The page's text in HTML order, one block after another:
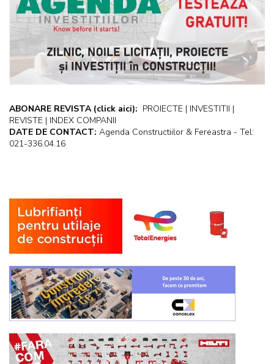
ABONARE REVISTA (click aici): PROIECTE | INVESTITII |
REVISTE | INDEX COMPANII
DATE DE CONTACT: Agenda Constructiilor & Fereastra - Tel:
021-336.04.16